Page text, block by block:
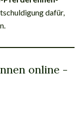
dafür,
online -